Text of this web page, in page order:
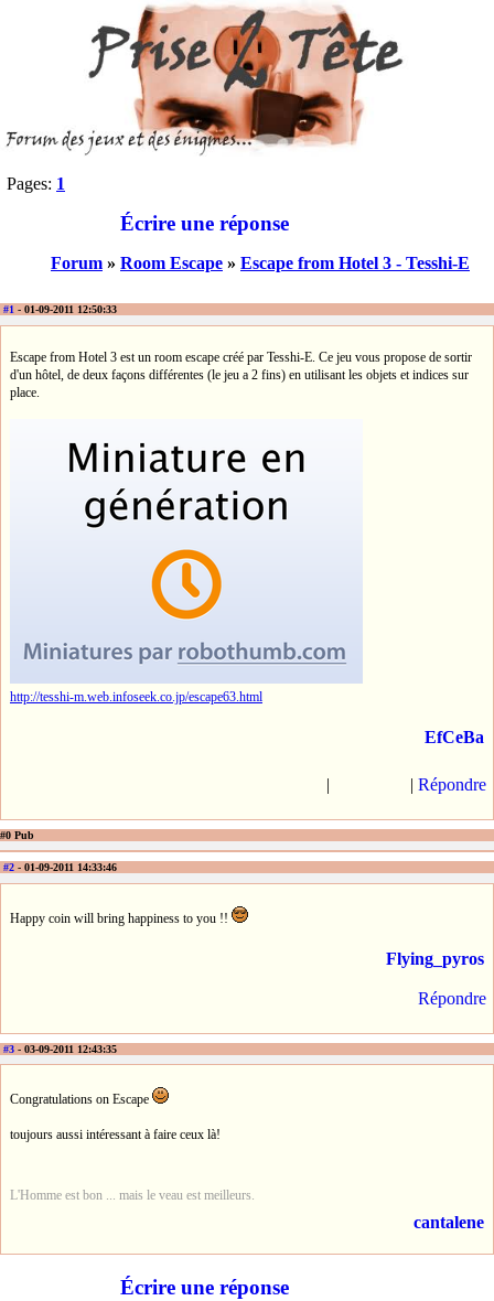
Pages: 1
Écrire une réponse
Forum » Room Escape » Escape from Hotel 3 - Tesshi-E
#1 - 01-09-2011 12:50:33
Escape from Hotel 3 est un room escape créé par Tesshi-E. Ce jeu vous propose de sortir
d'un hôtel, de deux façons différentes (le jeu a 2 fins) en utilisant les objets et indices sur
place.
http://tesshi-m.web.infoseek.co.jp/escape63.html
EfCeBa
| | Répondre
#0 Pub
#2 - 01-09-2011 14:33:46
Happy coin will bring happiness to you !!
Flying_pyros
Répondre
#3 - 03-09-2011 12:43:35
Congratulations on Escape
toujours aussi intéressant à faire ceux là!
L'Homme est bon ... mais le veau est meilleurs.
cantalene
Écrire une réponse